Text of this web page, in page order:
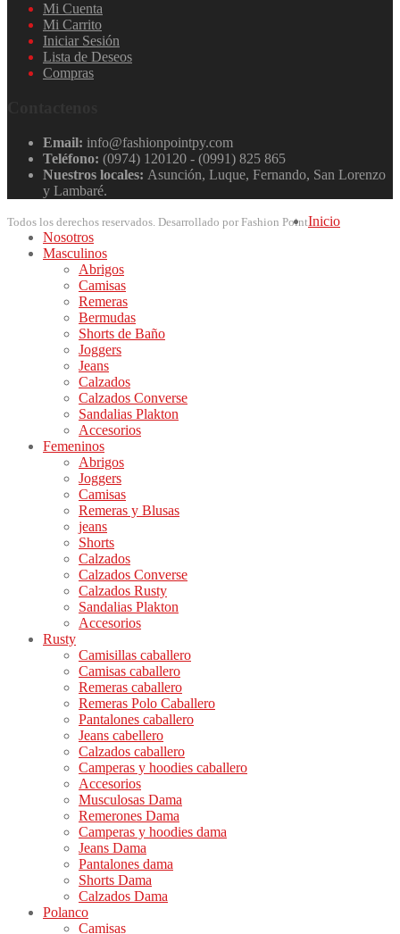
Mi Cuenta
Mi Carrito
Iniciar Sesión
Lista de Deseos
Compras
Email: info@fashionpointpy.com
Teléfono: (0974) 120120 - (0991) 825 865
Nuestros locales: Asunción, Luque, Fernando, San Lorenzo
y Lambaré.
Todos los derechos reservados. Desarrollado por Fashion PointInicio
Nosotros
Masculinos
Abrigos
Camisas
Remeras
Bermudas
Shorts de Baño
Joggers
Jeans
Calzados
Calzados Converse
Sandalias Plakton
Accesorios
Femeninos
Abrigos
Joggers
Camisas
Remeras y Blusas
jeans
Shorts
Calzados
Calzados Converse
Calzados Rusty
Sandalias Plakton
Accesorios
Rusty
Camisillas caballero
Camisas caballero
Remeras caballero
Remeras Polo Caballero
Pantalones caballero
Jeans cabellero
Calzados caballero
Camperas y hoodies caballero
Accesorios
Musculosas Dama
Remerones Dama
Camperas y hoodies dama
Jeans Dama
Pantalones dama
Shorts Dama
Calzados Dama
Polanco
Camisas